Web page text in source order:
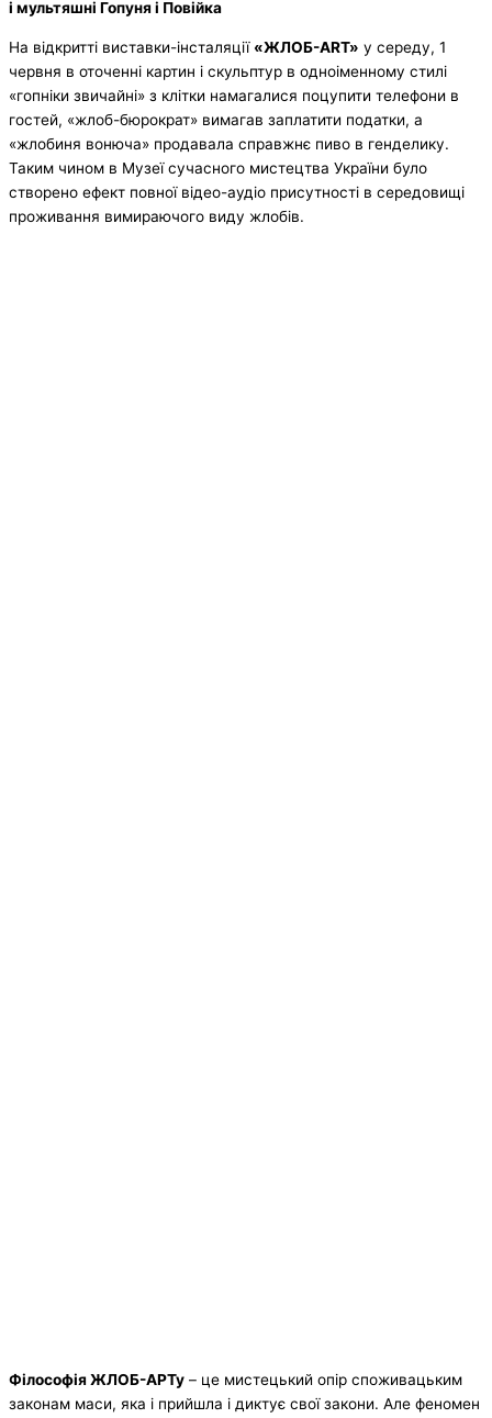
і мультяшні Гопуня і Повійка
На відкритті виставки-інсталяції «ЖЛОБ-ART» у середу, 1
червня в оточенні картин і скульптур в одноіменному стилі
«гопніки звичайні» з клітки намагалися поцупити телефони в
гостей, «жлоб-бюрократ» вимагав заплатити податки, а
«жлобиня вонюча» продавала справжнє пиво в генделику.
Таким чином в Музеї сучасного мистецтва України було
створено ефект повної відео-аудіо присутності в середовищі
проживання вимираючого виду жлобів.
Філософія ЖЛОБ-АРТу – це мистецький опір споживацьким
законам маси, яка і прийшла і диктує свої закони. Але феномен